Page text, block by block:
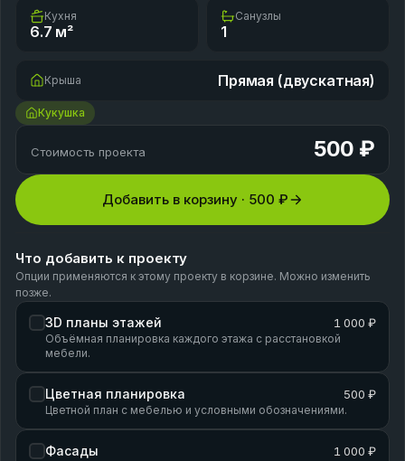
Кухня
6.7 м²
Санузлы
1
Крыша Прямая (двускатная)
Кукушка
Стоимость проекта 500 ₽
Добавить в корзину · 500 ₽
Что добавить к проекту
Опции применяются к этому проекту в корзине. Можно изменить
позже.
3D планы этажей 1 000 ₽
Объёмная планировка каждого этажа с расстановкой
мебели.
Цветная планировка 500 ₽
Цветной план с мебелью и условными обозначениями.
Фасады 1 000 ₽